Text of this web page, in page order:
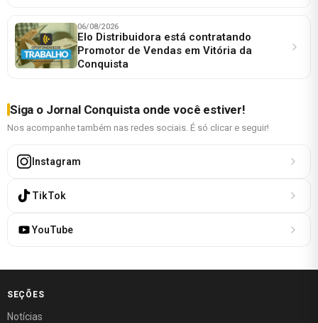
06/08/2026
Elo Distribuidora está contratando
Promotor de Vendas em Vitória da
Conquista
Siga o Jornal Conquista onde você estiver!
Nos acompanhe também nas redes sociais. É só clicar e seguir!
Instagram
TikTok
YouTube
SEÇÕES
Notícias